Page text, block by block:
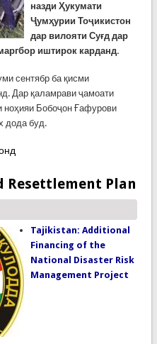
назди Ҳукумати
Ҷумҳурии Тоҷикистон
дар вилояти Суғд дар
иштирок карданд.
сентябр ба қисми
Дар қаламрави ҷамоати
ноҳияи Бобоҷон Ғафурови
дода буд.
маргбори мошин дар
Resettlement Plan
Tajikistan: Additional
Financing of the
National Disaster Risk
Management Project